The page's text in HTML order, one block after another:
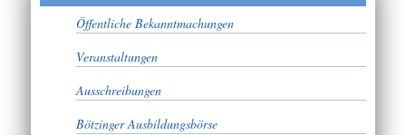
Öffentliche Bekanntmachungen
Veranstaltungen
Ausschreibungen
Bötzinger Ausbildungsbörse